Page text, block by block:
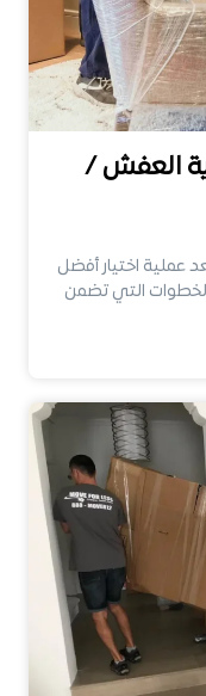
العفش /
عملية اختيار أفضل
التي تضمن